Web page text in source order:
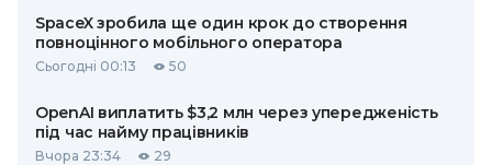
SpaceX зробила ще один крок до створення
повноцінного мобільного оператора
Сьогодні 00:13 50
OpenAI виплатить $3,2 млн через упередженість
під час найму працівників
Вчора 23:34 29